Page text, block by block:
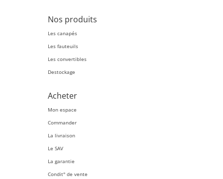
Nos produits
Les canapés
Les fauteuils
Les convertibles
Destockage
Acheter
Mon espace
Commander
La livraison
Le SAV
La garantie
Condit° de vente